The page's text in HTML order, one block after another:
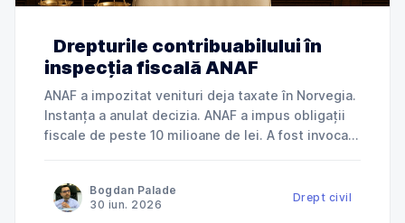
Drepturile contribuabilului în
inspecția fiscală ANAF
ANAF a impozitat venituri deja taxate în Norvegia.
Instanța a anulat decizia. ANAF a impus obligații
fiscale de peste 10 milioane de lei. A fost invocată
dreptate contribuabilului. Jurisprudență explicată
de Cabinet Avocat Bogdan Palade DIN SERIA
Bogdan Palade
30 iun. 2026
Drept civil